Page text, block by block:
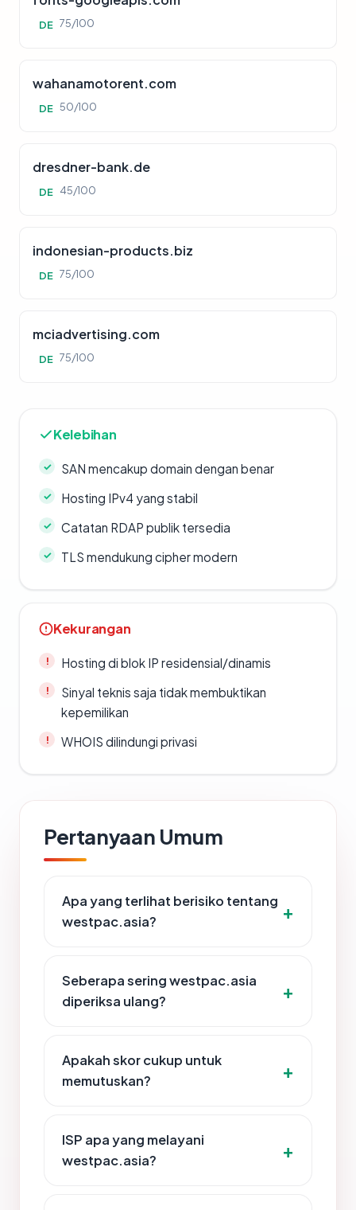
DE 75/100
wahanamotorent.com
DE 50/100
dresdner-bank.de
DE 45/100
indonesian-products.biz
DE 75/100
mciadvertising.com
DE 75/100
Kelebihan
SAN mencakup domain dengan benar
Hosting IPv4 yang stabil
Catatan RDAP publik tersedia
TLS mendukung cipher modern
Kekurangan
Hosting di blok IP residensial/dinamis
Sinyal teknis saja tidak membuktikan
kepemilikan
WHOIS dilindungi privasi
Pertanyaan Umum
Apa yang terlihat berisiko tentang
westpac.asia?
Seberapa sering westpac.asia
diperiksa ulang?
Apakah skor cukup untuk
memutuskan?
ISP apa yang melayani
westpac.asia?